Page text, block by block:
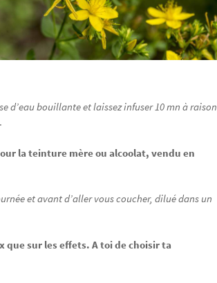
d’eau bouillante et laissez infuser 10 mn à raison
la teinture mère ou alcoolat, vendu en
et avant d’aller vous coucher, dilué dans un
que sur les effets. A toi de choisir ta